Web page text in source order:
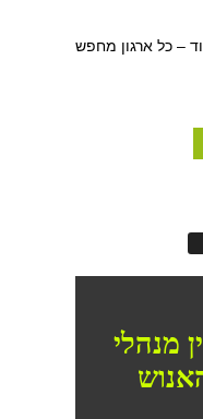
– כל ארגון מחפש